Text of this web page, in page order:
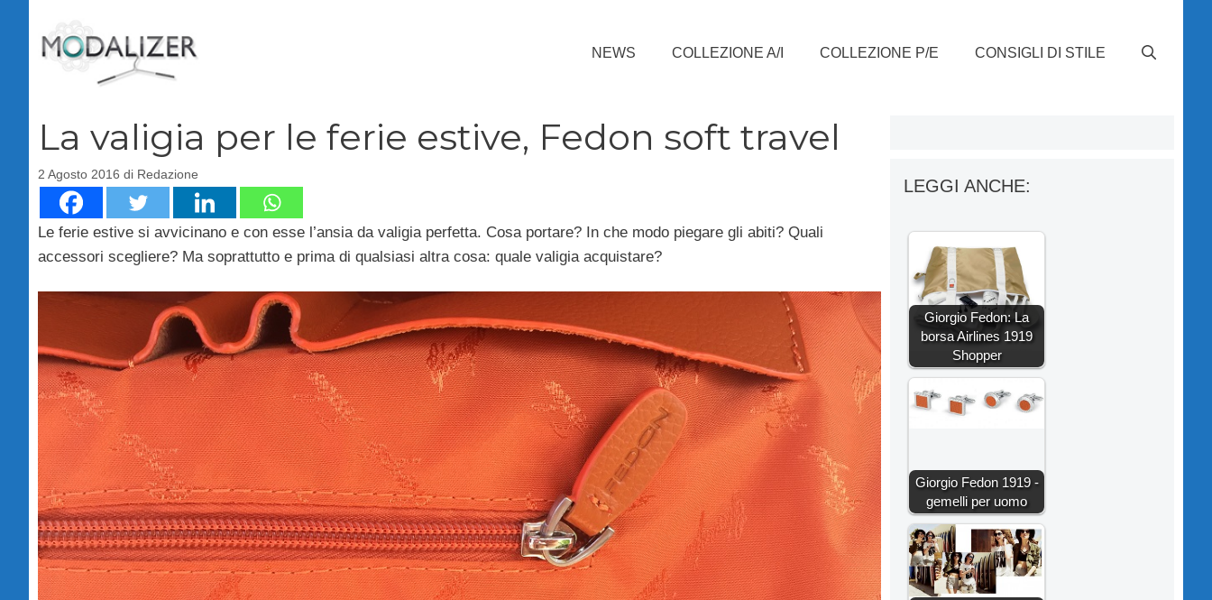
contenuto
NEWS COLLEZIONE A/I COLLEZIONE P/E CONSIGLI DI STILE
La valigia per le ferie estive, Fedon soft travel
2 Agosto 2016 di Redazione
Le ferie estive si avvicinano e con esse l’ansia da valigia perfetta. Cosa portare? In che modo piegare gli abiti? Quali
accessori scegliere? Ma soprattutto e prima di qualsiasi altra cosa: quale valigia acquistare?
LEGGI ANCHE:
Giorgio Fedon: La
borsa Airlines 1919
Shopper
Giorgio Fedon 1919 -
gemelli per uomo